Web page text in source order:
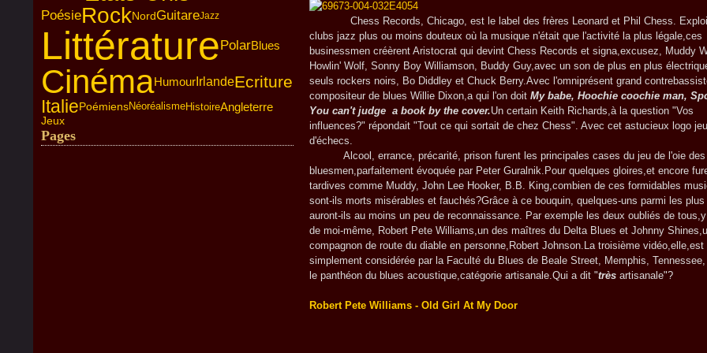
PoésieRockNordGuitareJazz
LittératurePolarBlues
CinémaHumour IrlandeEcriture
ItaliePoémiensNéoréalismeHistoireAngleterre
Jeux
Pages
Chess Records, Chicago, est le label des frères Leonard et Phil Chess.
clubs jazz plus ou moins douteux où la musique n'était que l'activité la plus légale,ces
businessmen créèrent Aristocrat qui devint Chess Records et signa,excusez, Muddy
Howlin' Wolf, Sonny Boy Williamson, Buddy Guy,avec un son de plus en plus
seuls rockers noirs, Bo Diddley et Chuck Berry.Avec l'omniprésent grand
compositeur de blues Willie Dixon,a qui l'on doit My babe, Hoochie coochie man,
You can't judge a book by the cover.Un certain Keith Richards,à la question "Vos
influences?" répondait "Tout ce qui sortait de chez Chess". Avec cet astucieux logo
d'échecs.
Alcool, errance, précarité, prison furent les principales cases du jeu de l'oie des
bluesmen,parfaitement évoquée par Peter Guralnik.Pour quelques gloires,et encore
tardives comme Muddy, John Lee Hooker, B.B. King,combien de ces formidables
sont-ils morts misérables et fauchés?Grâce à ce bouquin, quelques-uns parmi les plus
auront-ils au moins un peu de reconnaissance. Par exemple les deux oubliés de
de moi-même, Robert Pete Williams,un des maîtres du Delta Blues et Johnny
compagnon de route du diable en personne,Robert Johnson.La troisième vidéo,elle,est
simplement considérée par la Faculté du Blues de Beale Street, Memphis,
le panthéon du blues acoustique,catégorie artisanale.Qui a dit "très artisanale"?
Robert Pete Williams - Old Girl At My Door